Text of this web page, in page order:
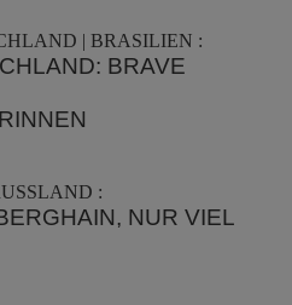
| BRASILIEN :
BRAVE
:
NUR VIEL